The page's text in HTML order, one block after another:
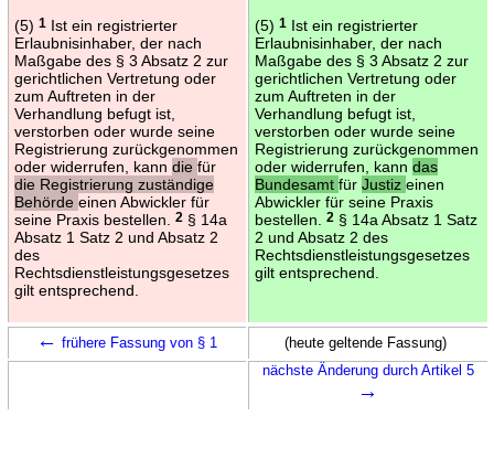
(5) 1Ist ein registrierter
Erlaubnisinhaber, der nach
Maßgabe des § 3 Absatz 2 zur
gerichtlichen Vertretung oder
zum Auftreten in der
Verhandlung befugt ist,
verstorben oder wurde seine
Registrierung zurückgenommen
oder widerrufen, kann die für
die Registrierung zuständige
Behörde einen Abwickler für
seine Praxis bestellen.
2§ 14a
Absatz 1 Satz 2 und Absatz 2
des
Rechtsdienstleistungsgesetzes
gilt entsprechend.
(5) 1Ist ein registrierter
Erlaubnisinhaber, der nach
Maßgabe des § 3 Absatz 2 zur
gerichtlichen Vertretung oder
zum Auftreten in der
Verhandlung befugt ist,
verstorben oder wurde seine
Registrierung zurückgenommen
oder widerrufen, kann das
Bundesamt für Justiz einen
Abwickler für seine Praxis
bestellen.
2§ 14a Absatz 1 Satz
2 und Absatz 2 des
Rechtsdienstleistungsgesetzes
gilt entsprechend.
← frühere Fassung von § 1
(heute geltende Fassung)
nächste Änderung durch Artikel 5
→